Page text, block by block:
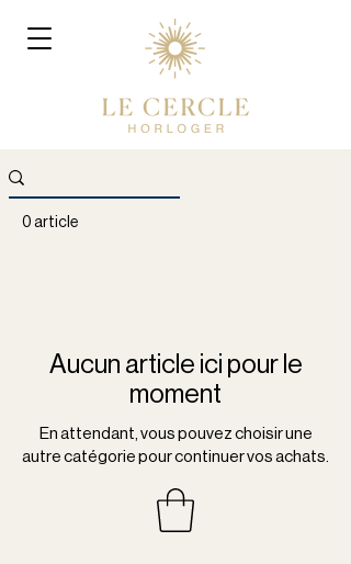
0 article
Aucun article ici pour le
moment
En attendant, vous pouvez choisir une
autre catégorie pour continuer vos achats.